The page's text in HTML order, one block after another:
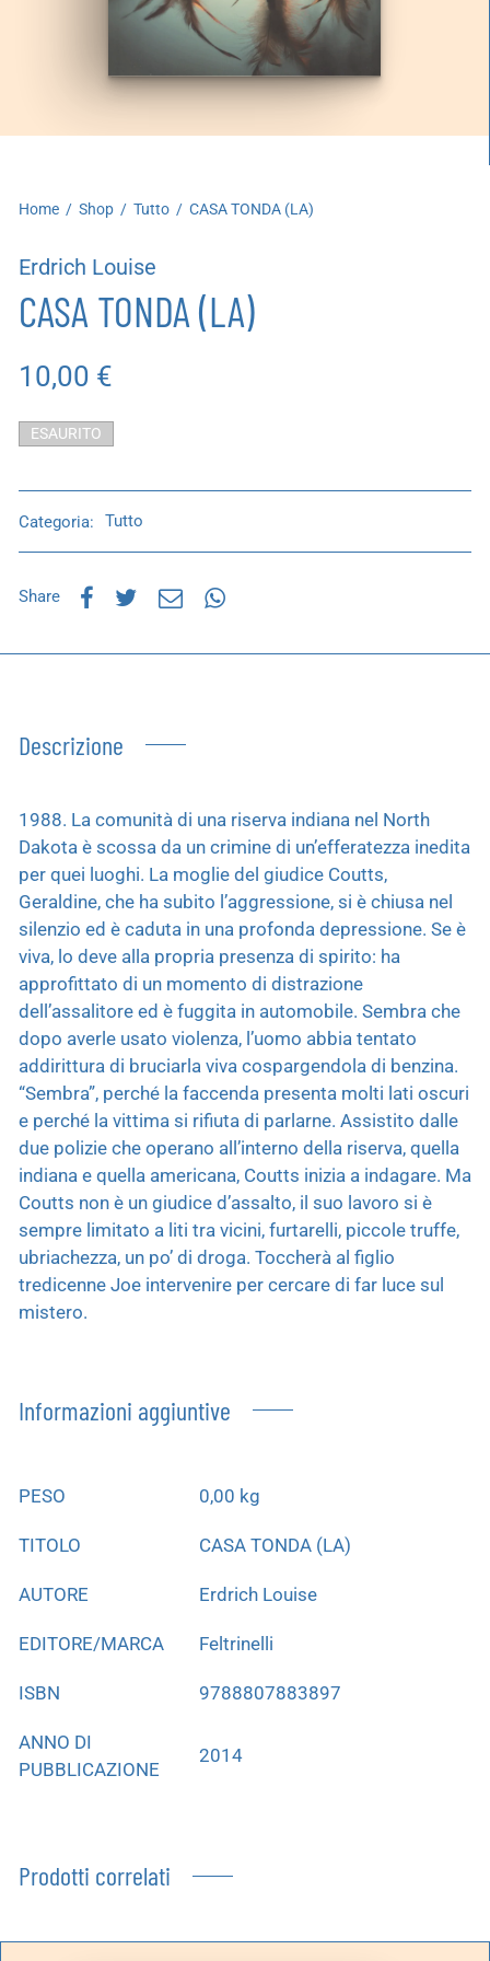
Home / Shop / Tutto / CASA TONDA (LA)
Erdrich Louise
CASA TONDA (LA)
10,00 €
ESAURITO
Categoria: Tutto
Share
Descrizione
1988. La comunità di una riserva indiana nel North
Dakota è scossa da un crimine di un’efferatezza inedita
per quei luoghi. La moglie del giudice Coutts,
Geraldine, che ha subito l’aggressione, si è chiusa nel
silenzio ed è caduta in una profonda depressione. Se è
viva, lo deve alla propria presenza di spirito: ha
approfittato di un momento di distrazione
dell’assalitore ed è fuggita in automobile. Sembra che
dopo averle usato violenza, l’uomo abbia tentato
addirittura di bruciarla viva cospargendola di benzina.
“Sembra”, perché la faccenda presenta molti lati oscuri
e perché la vittima si rifiuta di parlarne. Assistito dalle
due polizie che operano all’interno della riserva, quella
indiana e quella americana, Coutts inizia a indagare. Ma
Coutts non è un giudice d’assalto, il suo lavoro si è
sempre limitato a liti tra vicini, furtarelli, piccole truffe,
ubriachezza, un po’ di droga. Toccherà al figlio
tredicenne Joe intervenire per cercare di far luce sul
mistero.
Informazioni aggiuntive
PESO 0,00 kg
TITOLO CASA TONDA (LA)
AUTORE Erdrich Louise
EDITORE/MARCA Feltrinelli
ISBN 9788807883897
ANNO DI
PUBBLICAZIONE
2014
Prodotti correlati